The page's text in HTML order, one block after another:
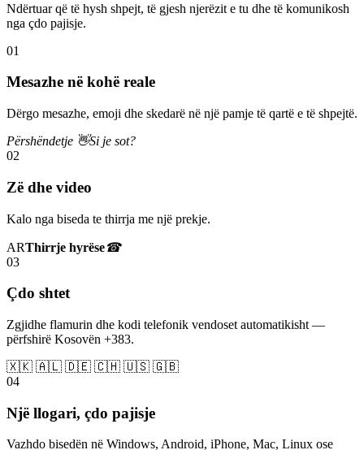
Ndërtuar që të hysh shpejt, të gjesh njerëzit e tu dhe të komunikosh
nga çdo pajisje.
01
Mesazhe në kohë reale
Dërgo mesazhe, emoji dhe skedarë në një pamje të qartë e të shpejtë.
Përshëndetje 👋Si je sot?
02
Zë dhe video
Kalo nga biseda te thirrja me një prekje.
ARThirrje hyrëse☎
03
Çdo shtet
Zgjidhe flamurin dhe kodi telefonik vendoset automatikisht —
përfshirë Kosovën +383.
🇽🇰 🇦🇱 🇩🇪 🇨🇭 🇺🇸 🇬🇧
04
Një llogari, çdo pajisje
Vazhdo bisedën në Windows, Android, iPhone, Mac, Linux ose